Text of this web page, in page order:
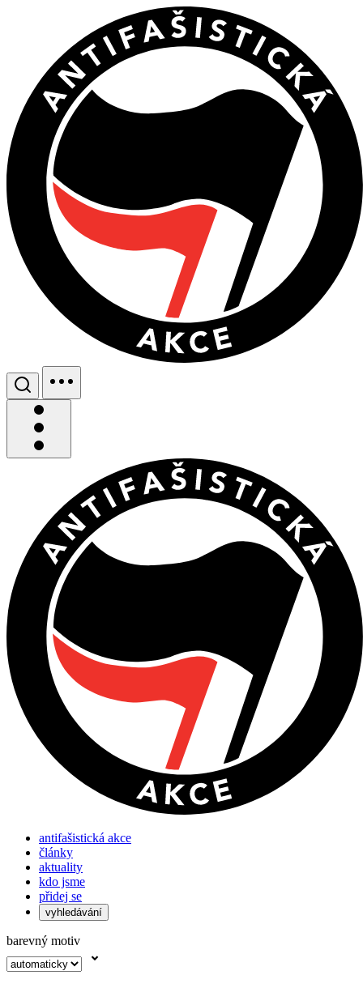
antifašistická akce
články
aktuality
kdo jsme
přidej se
vyhledávání
barevný motiv